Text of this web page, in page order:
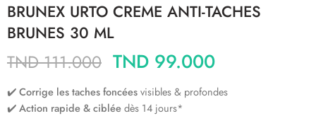
BRUNEX URTO CREME ANTI-TACHES
BRUNES 30 ML
TND111.000 TND 99.000
✔️Corrige les taches foncéesvisibles & profondes
✔️Action rapide & cibléedès 14 jours*